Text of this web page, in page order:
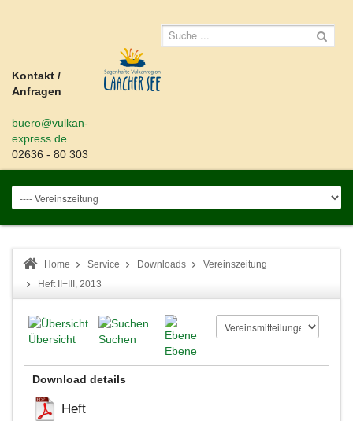
Kontakt /
Anfragen
buero@vulkan-
express.de
02636 - 80 303
Home Service Downloads
Vereinszeitung
Heft II+III, 2013
Übersicht
Suchen
Ebene
Download details
Heft